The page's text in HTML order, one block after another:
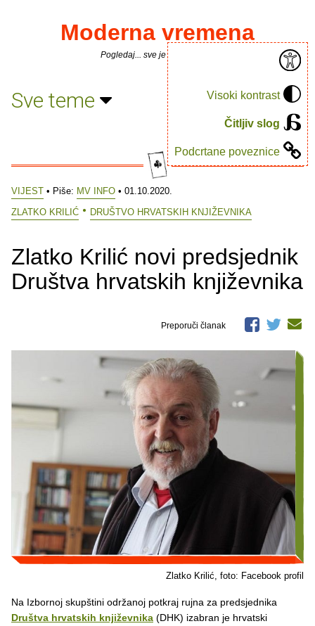
Visoki kontrast
Čitljiv slog
Podcrtane poveznice
Moderna vremena
Pogledaj... sve je puno knjiga.
Sve teme
VIJEST • Piše: MV INFO • 01.10.2020.
ZLATKO KRILIĆ
DRUŠTVO HRVATSKIH KNJIŽEVNIKA
Zlatko Krilić novi predsjednik
Društva hrvatskih književnika
Preporuči članak
Zlatko Krilić, foto: Facebook profil
Na Izbornoj skupštini održanoj potkraj rujna za predsjednika
Društva hrvatskih književnika (DHK) izabran je hrvatski